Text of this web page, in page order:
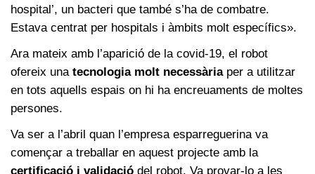
hospital’, un bacteri que també s’ha de combatre.
Estava centrat per hospitals i àmbits molt específics».
Ara mateix amb l’aparició de la covid-19, el robot
ofereix una tecnologia molt necessàriaper a utilitzar
en tots aquells espais on hi ha encreuaments de moltes
persones.
Va ser a l’abril quan l’empresa esparreguerina va
començar a treballar en aquest projecte amb la
certificació i validació del robot. Va provar-lo a les